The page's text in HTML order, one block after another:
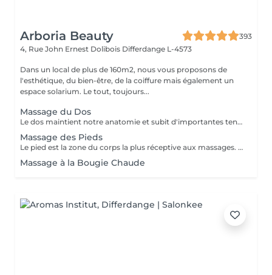
Arboria Beauty
393
4, Rue John Ernest Dolibois Differdange L-4573
Dans un local de plus de 160m2, nous vous proposons de
l'esthétique, du bien-être, de la coiffure mais également un
espace solarium. Le tout, toujours...
Massage du Dos
Le dos maintient notre anatomie et subit d'importantes tensions liées au stress, à la fatigue, au froid, aux mauvaises positions... Le massage du dos permet de dénouer les tensions, détendre les muscles, soulage les courbatures et les contractions. Le massage du dos est une véritable source de bien être et de détente. Il a un effet bénéfique de façon locale mais aussi sur la détente générale. Senteurs aux choix: Fleur de Tiaré, Thé vert Jasmin, Rose Litchi, Cédra Passion
Massage des Pieds
Le pied est la zone du corps la plus réceptive aux massages. Nos pieds nous supportent au quotidien et nous oublions souvent d'en prendre soin. Ils sont composés de multiples terminaisons nerveuses qui influent sur l'ensemble de notre organisme. Quand nous avons mal aux pieds ne ressentons nous pas une grande fatigue ? Le massage des pieds stimule la circulation sanguine et permet d'évacuer le stress. Il active le drainage lymphatique et aide à l'élimination des toxines. Il procure bien être et détente. Senteurs aux choix: Fleur de Tiaré, Thé vert Jasmin, Rose Litchi, Cédra Passion
Massage à la Bougie Chaude